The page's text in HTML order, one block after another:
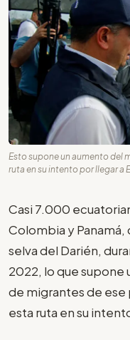
Esto supone un aumento del
ruta en su intento por llegar a
Casi 7.000
Colombia y
selva del Darién,
2022, lo que supone
de migrantes de ese
esta ruta en su